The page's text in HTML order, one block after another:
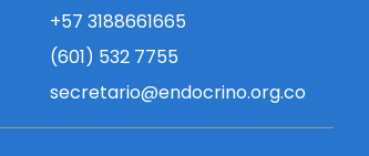
+57 3188661665
(601) 532 7755
secretario@endocrino.org.co